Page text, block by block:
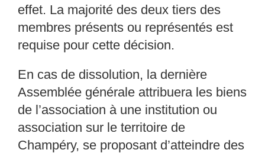
effet. La majorité des deux tiers des
membres présents ou représentés est
requise pour cette décision.
En cas de dissolution, la dernière
Assemblée générale attribuera les biens
de l’association à une institution ou
association sur le territoire de
Champéry, se proposant d’atteindre des